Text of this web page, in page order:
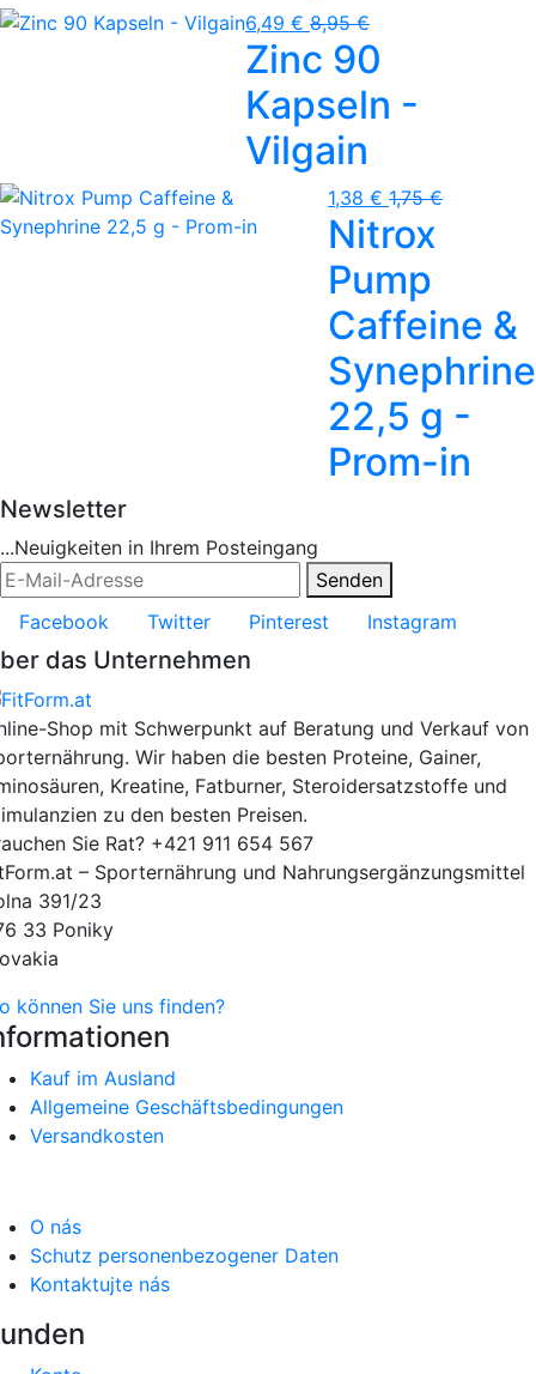
6,49 € 8,95 €
Zinc 90
Kapseln -
Vilgain
1,38 € 1,75 €
Nitrox
Pump
Caffeine &
Synephrine
22,5 g -
Prom-in
Newsletter
...Neuigkeiten in Ihrem Posteingang
Senden
Facebook
Twitter Pinterest Instagram
das Unternehmen
Shop mit Schwerpunkt auf Beratung und Verkauf von
Wir haben die besten Proteine, Gainer,
Kreatine, Fatburner, Steroidersatzstoffe und
zu den besten Preisen.
Sie Rat? +421 911 654 567
– Sporternährung und Nahrungsergänzungsmittel
391/23
33 Poniky
können Sie uns finden?
Kauf im Ausland
Allgemeine Geschäftsbedingungen
Versandkosten
O nás
Schutz personenbezogener Daten
Kontaktujte nás